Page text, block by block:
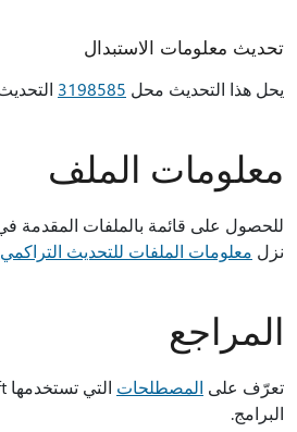
تحديث معلومات الاستبدال
يحل هذا التحديث محل 3198585
معلومات الملف
للحصول على قائمة بالملفات المقدمة
نزل معلومات الملفات للتحديث التراكمي 3205436
المراجع
تعرّف على المصطلحات
البرامج.